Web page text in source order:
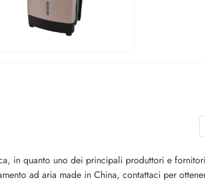
in quanto uno dei principali produttori e
ad aria made in China, contattaci per